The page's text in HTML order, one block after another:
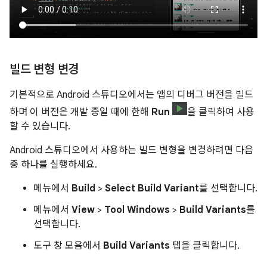
빌드 변형 변경
기본적으로 Android 스튜디오에서는 앱의 디버그 버전을 빌드
하며 이 버전은 개발 중일 때에 한해 Run
을 클릭하여 사용
할 수 있습니다.
Android 스튜디오에서 사용하는 빌드 변형을 변경하려면 다음
중 하나를 실행하세요.
메뉴에서 Build > Select Build Variant를 선택합니다.
메뉴에서 View > Tool Windows > Build Variants를
선택합니다.
도구 창 모음에서 Build Variants 탭을 클릭합니다.